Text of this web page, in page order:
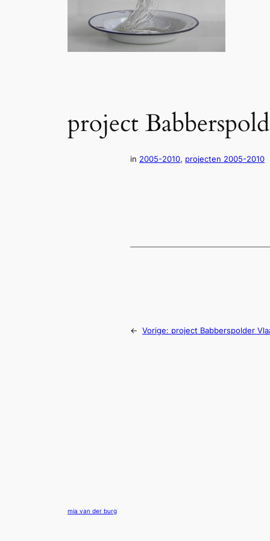
project
in 2005-2010, projecten 2005-2010
← Vorige: project Babberspolder
mia van der burg